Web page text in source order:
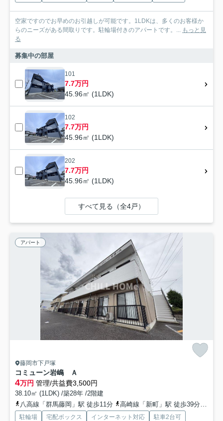
空家ですのでお早めのお引越しが可能です。1LDKは、多くのお客様か
らのニーズがある間取りです。駐輪場付きのアパートです。...
もっと見
る
募集中の部屋
101
7.7万円
45.96㎡ (1LDK)
102
7.7万円
45.96㎡ (1LDK)
202
7.7万円
45.96㎡ (1LDK)
すべて見る（全4戸）
アパート
藤岡市下戸塚
コミューン岩嶋 Ａ
4万円 管理/共益費3,500円
38.10㎡ (1LDK) /築28年 /2階建
八高線「群馬藤岡」駅 徒歩11分
高崎線「新町」駅 徒歩39分
駐輪場 宅配ボックス インターネット対応
駐車2台可